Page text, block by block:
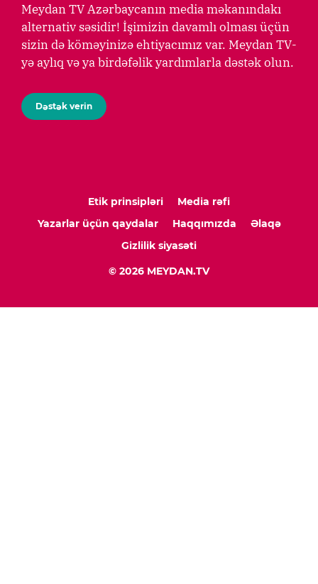
Meydan TV Azərbaycanın media məkanındakı
alternativ səsidir! İşimizin davamlı olması üçün
sizin də köməyinizə ehtiyacımız var. Meydan TV-
yə aylıq və ya birdəfəlik yardımlarla dəstək olun.
Dəstək verin
Etik prinsipləri
Media rəfi
Yazarlar üçün qaydalar
Haqqımızda
Əlaqə
Gizlilik siyasəti
© 2026 MEYDAN.TV